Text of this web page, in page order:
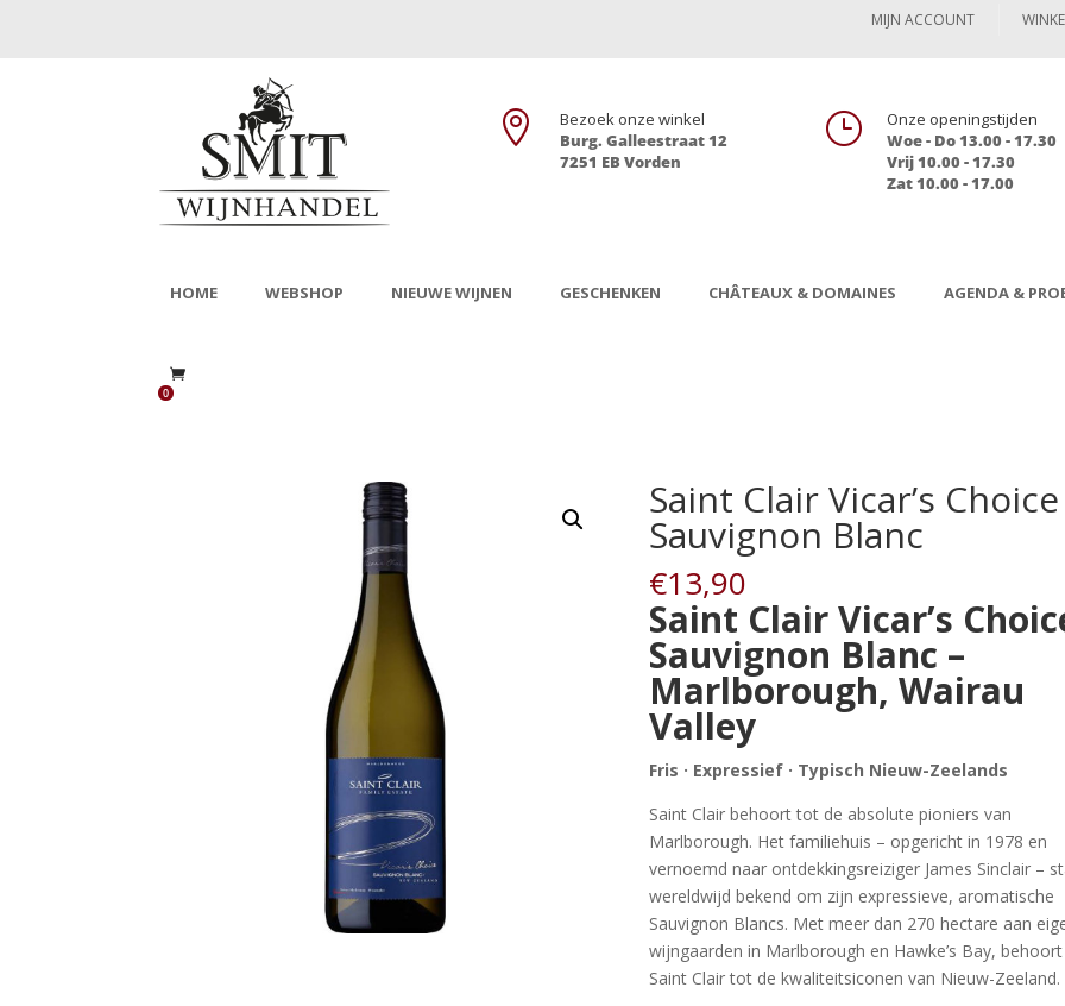
MIJN ACCOUNT

Bezoek onze winkel
Burg. Galleestraat 12
7251 EB Vorden
}
Onze openingstijden
Woe - Do 13.00 - 17.30
Vrij 10.00 - 17.30
Zat 10.00 - 17.00
HOME WEBSHOP NIEUWE WIJNEN GESCHENKEN CHÂTEAUX & DOMAINES AGENDA &
0
Saint Clair Vicar’s Choice
Sauvignon Blanc
€13,90
Saint Clair Vicar’s
Sauvignon Blanc –
Marlborough, Wairau
Valley
Fris · Expressief · Typisch Nieuw-Zeelands
Saint Clair behoort tot de absolute pioniers van
Marlborough. Het familiehuis – opgericht in 1978 en
vernoemd naar ontdekkingsreiziger James Sinclair –
wereldwijd bekend om zijn expressieve, aromatische
Sauvignon Blancs. Met meer dan 270 hectare aan
wijngaarden in Marlborough en Hawke’s Bay, behoort
Saint Clair tot de kwaliteitsiconen van Nieuw-Zeeland.